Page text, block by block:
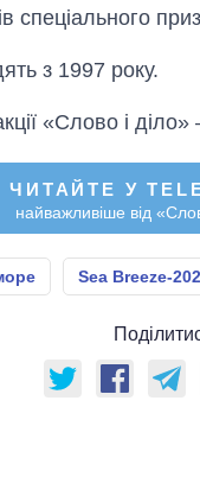
спеціального
з 1997 року.
«Слово і
ЧИТАЙТЕ У
найважливіше від
Sea Breeze-